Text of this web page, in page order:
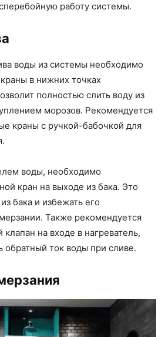
работу системы.
воды из системы необходимо
в нижних точках
полностью слить воду из
морозов. Рекомендуется
краны с ручкой-бабочкой для
воды, необходимо
кран на выходе из бака. Это
бака и избежать его
Также рекомендуется
клапан на входе в нагреватель,
обратный ток воды при сливе.